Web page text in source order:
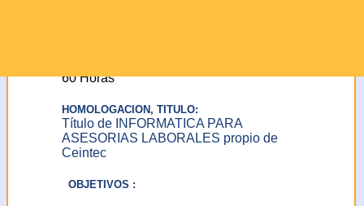
60 Horas
HOMOLOGACION, TITULO:
Título de INFORMATICA PARA
ASESORIAS LABORALES propio de
Ceintec
OBJETIVOS :
Usted tiene derecho a
información de sus datos
de carácter personal
incluidos en el fichero y
de los mismos. Puede